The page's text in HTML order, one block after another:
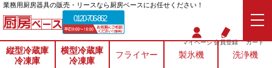
業務⽤厨房器具の販売・リースなら厨房ベースにお任せください！
0120-706-862
マイページ会員登録 カート
縦型冷蔵庫
冷凍庫
横型冷蔵庫
冷凍庫
フライヤー 製氷機 洗浄機